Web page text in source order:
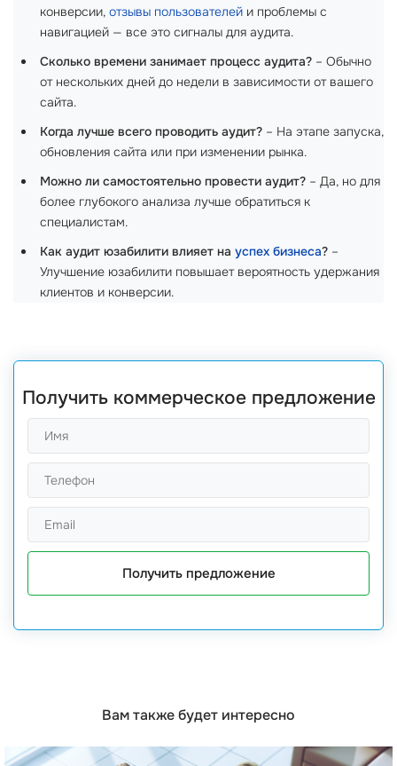
конверсии, отзывы пользователей и проблемы с
навигацией — все это сигналы для аудита.
Сколько времени занимает процесс аудита? – Обычно
от нескольких дней до недели в зависимости от вашего
сайта.
Когда лучше всего проводить аудит? – На этапе запуска,
обновления сайта или при изменении рынка.
Можно ли самостоятельно провести аудит? – Да, но для
более глубокого анализа лучше обратиться к
специалистам.
Как аудит юзабилити влияет на успех бизнеса? –
Улучшение юзабилити повышает вероятность удержания
клиентов и конверсии.
Получить коммерческое предложение
Получить предложение
Вам также будет интересно